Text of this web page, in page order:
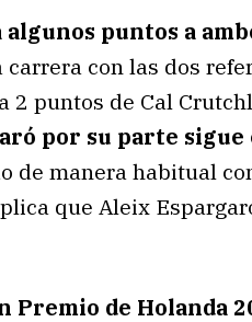
puntos a
con las dos
2 puntos de Cal
por su parte sigue
de manera habitual
que Aleix
Premio de Holanda